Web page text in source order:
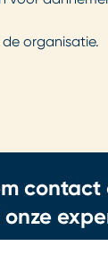
organisatie.
contact
onze